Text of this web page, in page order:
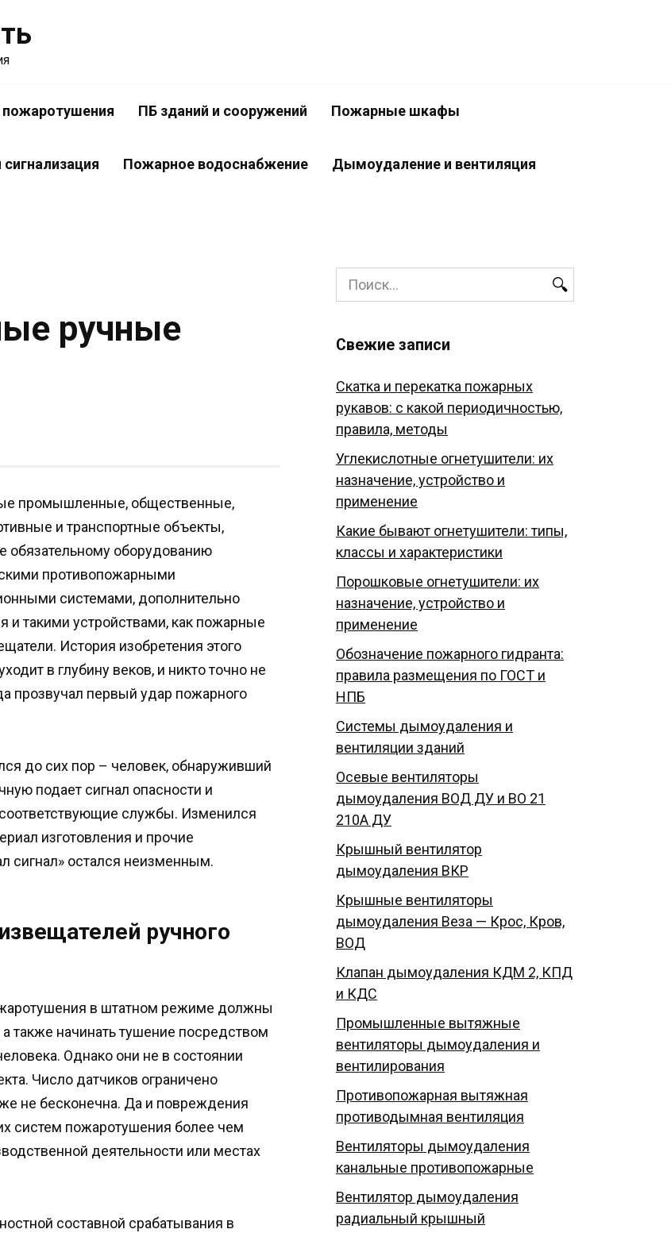
ПБ зданий и сооружений Пожарные шкафы
Пожарное водоснабжение Дымоудаление и вентиляция
ручные
промышленные, общественные,
и транспортные объекты,
обязательному оборудованию
противопожарными
системами, дополнительно
и такими устройствами, как пожарные
История изобретения этого
в глубину веков, и никто точно не
прозвучал первый удар пожарного
до сих пор – человек, обнаруживший
подает сигнал опасности и
службы. Изменился
изготовления и прочие
сигнал» остался неизменным.
ручного
в штатном режиме должны
также начинать тушение посредством
Однако они не в состоянии
Число датчиков ограничено
не бесконечна. Да и повреждения
систем пожаротушения более чем
деятельности или местах
составной срабатывания в
Search
for:
Свежие записи
Скатка и перекатка пожарных
рукавов: с какой периодичностью,
правила, методы
Углекислотные огнетушители: их
назначение, устройство и
применение
Какие бывают огнетушители: типы,
классы и характеристики
Порошковые огнетушители: их
назначение, устройство и
применение
Обозначение пожарного гидранта:
правила размещения по ГОСТ и
НПБ
Системы дымоудаления и
вентиляции зданий
Осевые вентиляторы
дымоудаления ВОД ДУ и ВО 21
210А ДУ
Крышный вентилятор
дымоудаления ВКР
Крышные вентиляторы
дымоудаления Веза — Крос, Кров,
ВОД
Клапан дымоудаления КДМ 2, КПД
и КДС
Промышленные вытяжные
вентиляторы дымоудаления и
вентилирования
Противопожарная вытяжная
противодымная вентиляция
Вентиляторы дымоудаления
канальные противопожарные
Вентилятор дымоудаления
радиальный крышный